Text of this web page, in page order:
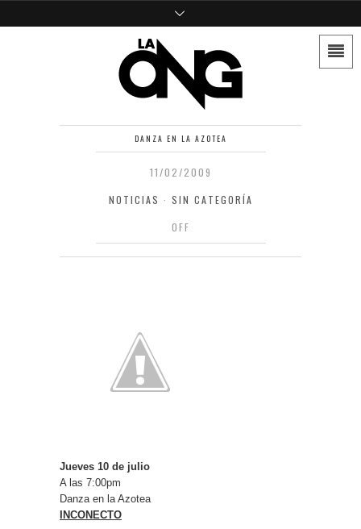
DANZA EN LA AZOTEA
11/02/2009
NOTICIAS · SIN CATEGORÍA
OFF
Jueves 10 de julio
A las 7:00pm
Danza en la Azotea
INCONECTO